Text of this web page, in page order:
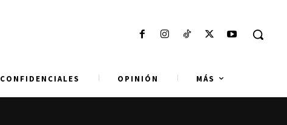
CONFIDENCIALES OPINIÓN MÁS